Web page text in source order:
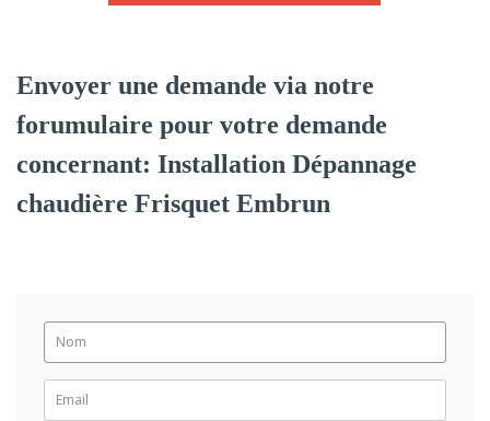
Envoyer une demande via notre
forumulaire pour votre demande
concernant: Installation Dépannage
chaudière Frisquet Embrun